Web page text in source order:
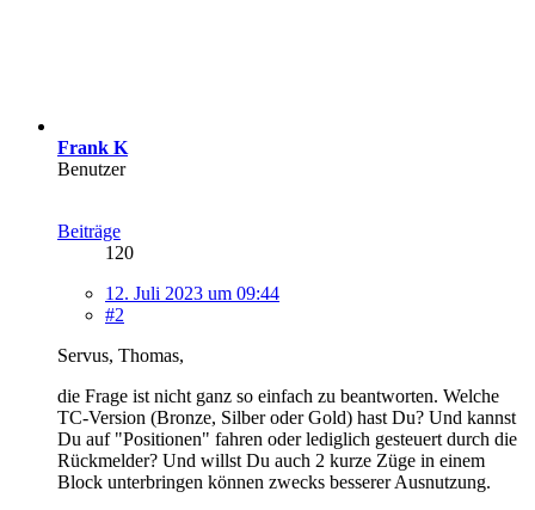
Frank K
Benutzer
Beiträge
120
12. Juli 2023 um 09:44
#2
Servus, Thomas,
die Frage ist nicht ganz so einfach zu beantworten. Welche
TC-Version (Bronze, Silber oder Gold) hast Du? Und kannst
Du auf "Positionen" fahren oder lediglich gesteuert durch die
Rückmelder? Und willst Du auch 2 kurze Züge in einem
Block unterbringen können zwecks besserer Ausnutzung.